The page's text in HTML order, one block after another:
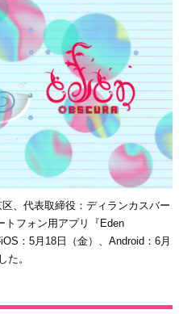
、代表取締役：ディランカスバー
トフォン用アプリ『Eden
：5月18日（金）、Android：6月
た。